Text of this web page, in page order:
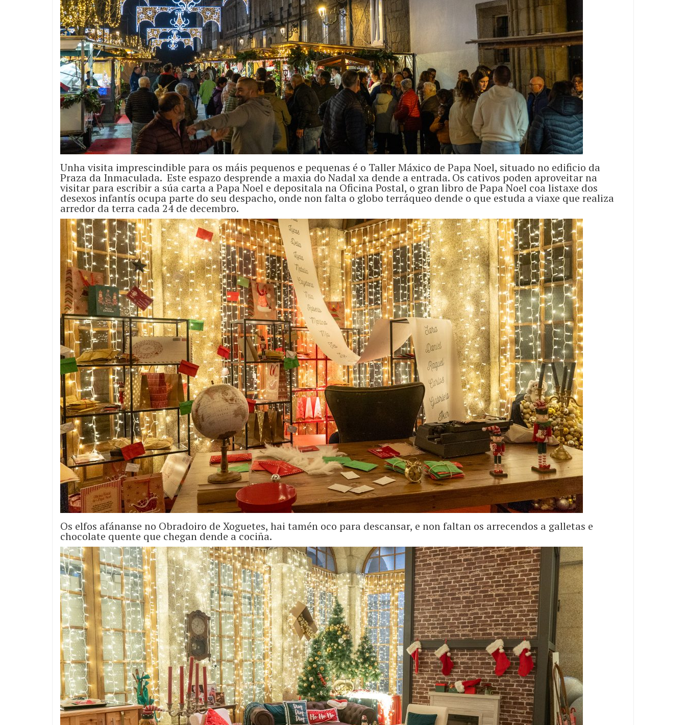
Unha visita imprescindible para os máis pequenos e pequenas é o Taller Máxico de Papa Noel, situado no edificio da
Praza da Inmaculada. Este espazo desprende a maxia do Nadal xa dende a entrada. Os cativos poden aproveitar na
visitar para escribir a súa carta a Papa Noel e depositala na Oficina Postal, o gran libro de Papa Noel coa listaxe dos
desexos infantís ocupa parte do seu despacho, onde non falta o globo terráqueo dende o que estuda a viaxe que realiza
arredor da terra cada 24 de decembro.
Os elfos afánanse no Obradoiro de Xoguetes, hai tamén oco para descansar, e non faltan os arrecendos a galletas e
chocolate quente que chegan dende a cociña.